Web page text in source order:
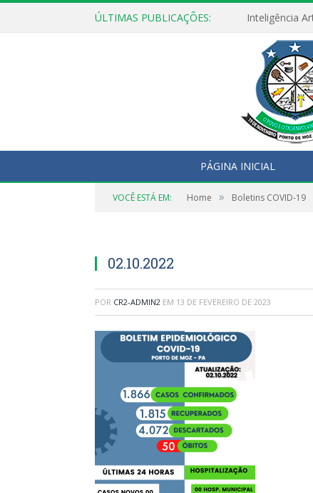
ÚLTIMAS PUBLICAÇÕES:
PÁGINA INICIAL
VOCÊ ESTÁ EM: Home » Boletins COVID-19
02.10.2022
POR CR2-ADMIN2 EM 13 DE FEVEREIRO DE 2023